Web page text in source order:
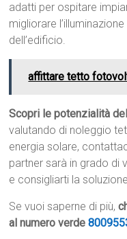
adatti per ospitare
migliorare
dell’edificio.
affittare tetto
Scopri le potenzialità
valutando di noleggio
energia solare,
partner sarà in grado di
e consigliarti la
Se vuoi saperne di più,
al numero verde